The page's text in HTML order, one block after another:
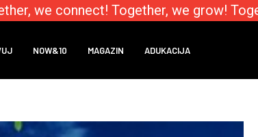
we connect! Together, we grow!
NOW&10 MAGAZIN ADUKACIJA